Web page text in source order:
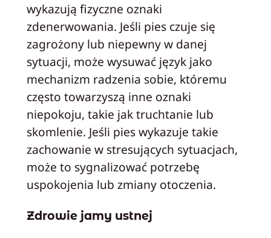
wykazują fizyczne oznaki
zdenerwowania. Jeśli pies czuje się
zagrożony lub niepewny w danej
sytuacji, może wysuwać język jako
mechanizm radzenia sobie, któremu
często towarzyszą inne oznaki
niepokoju, takie jak truchtanie lub
skomlenie. Jeśli pies wykazuje takie
zachowanie w stresujących sytuacjach,
może to sygnalizować potrzebę
uspokojenia lub zmiany otoczenia.
Zdrowie jamy ustnej